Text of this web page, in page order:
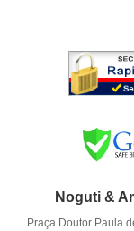
Noguti &
Praça Doutor Paula